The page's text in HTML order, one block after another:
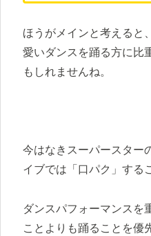
ほうがメインと考えると
愛いダンスを踊る方に比
もしれませんね。
今はなきスーパースター
イブでは「口パク」する
ダンスパフォーマンスを
ことよりも踊ることを優